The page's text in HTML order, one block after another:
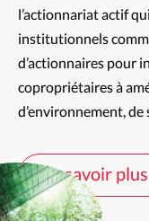
l’actionnariat actif
institutionnels
d’actionnaires pour
copropriétaires à
d’environnement, de
En savoir plus